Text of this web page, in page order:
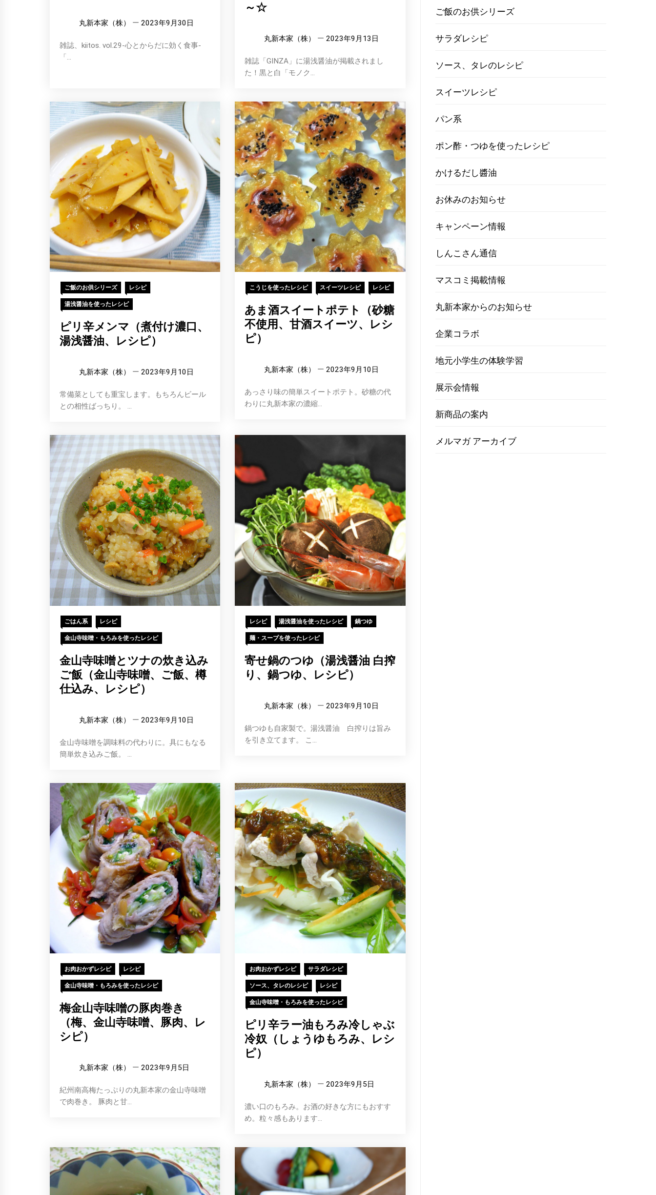
丸新本家（株） 2023年9月30日
雑誌、kiitos. vol.29-心とからだに効く食事-
「...
～☆
丸新本家（株） 2023年9月13日
雑誌「GINZA」に湯浅醤油が掲載されまし
た！黒と白「モノク...
ご飯のお供シリーズ レシピ
湯浅醤油を使ったレシピ
ピリ辛メンマ（煮付け濃口、
湯浅醤油、レシピ）
丸新本家（株） 2023年9月10日
常備菜としても重宝します。もちろんビール
との相性ばっちり。 ...
こうじを使ったレシピ スイーツレシピ レシピ
あま酒スイートポテト（砂糖
不使用、甘酒スイーツ、レシ
ピ）
丸新本家（株） 2023年9月10日
あっさり味の簡単スイートポテト。砂糖の代
わりに丸新本家の濃縮...
ごはん系 レシピ
金山寺味噌・もろみを使ったレシピ
金山寺味噌とツナの炊き込み
ご飯（金山寺味噌、ご飯、樽
仕込み、レシピ）
丸新本家（株） 2023年9月10日
金山寺味噌を調味料の代わりに。具にもなる
簡単炊き込みご飯。 ...
レシピ 湯浅醤油を使ったレシピ 鍋つゆ
麺・スープを使ったレシピ
寄せ鍋のつゆ（湯浅醤油 白搾
り、鍋つゆ、レシピ）
丸新本家（株） 2023年9月10日
鍋つゆも自家製で。湯浅醤油 白搾りは旨み
を引き立てます。 こ...
お肉おかずレシピ レシピ
金山寺味噌・もろみを使ったレシピ
梅金山寺味噌の豚肉巻き
（梅、金山寺味噌、豚肉、レ
シピ）
丸新本家（株） 2023年9月5日
紀州南高梅たっぷりの丸新本家の金山寺味噌
で肉巻き。 豚肉と甘...
お肉おかずレシピ サラダレシピ
ソース、タレのレシピ レシピ
金山寺味噌・もろみを使ったレシピ
ピリ辛ラー油もろみ冷しゃぶ
冷奴（しょうゆもろみ、レシ
ピ）
丸新本家（株） 2023年9月5日
濃い口のもろみ。お酒の好きな方にもおすす
め。粒々感もあります...
ご飯のお供シリーズ
サラダレシピ
ソース、タレのレシピ
スイーツレシピ
パン系
ポン酢・つゆを使ったレシピ
かけるだし醬油
お休みのお知らせ
キャンペーン情報
しんこさん通信
マスコミ掲載情報
丸新本家からのお知らせ
企業コラボ
地元小学生の体験学習
展示会情報
新商品の案内
メルマガ アーカイブ